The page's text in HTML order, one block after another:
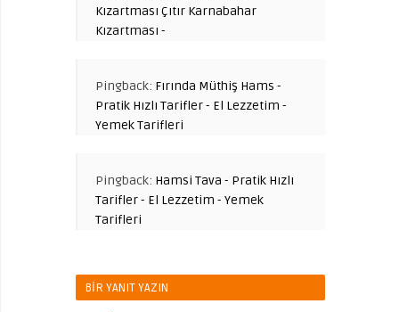
Kızartması Çıtır Karnabahar
Kızartması -
Pingback: Fırında Müthiş Hams -
Pratik Hızlı Tarifler - El Lezzetim -
Yemek Tarifleri
Pingback: Hamsi Tava - Pratik Hızlı
Tarifler - El Lezzetim - Yemek
Tarifleri
BIR YANIT YAZIN